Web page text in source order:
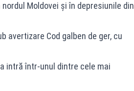
Moldovei și în depresiunile din
avertizare Cod galben de ger, cu
intră într-unul dintre cele mai